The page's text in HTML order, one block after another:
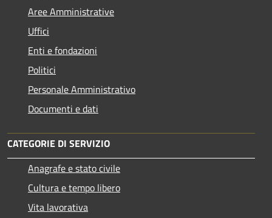
Aree Amministrative
Uffici
Enti e fondazioni
Politici
Personale Amministrativo
Documenti e dati
CATEGORIE DI SERVIZIO
Anagrafe e stato civile
Cultura e tempo libero
Vita lavorativa